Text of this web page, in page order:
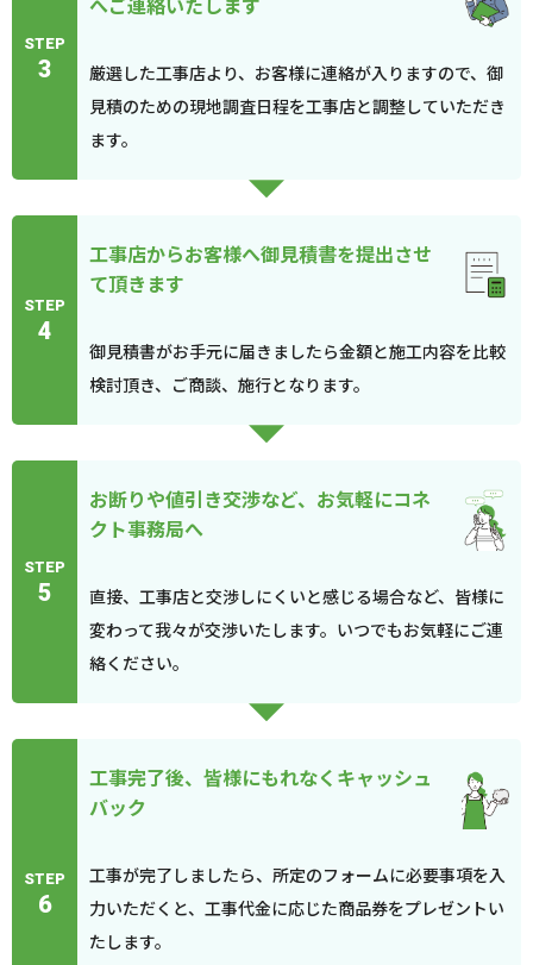
STEP
3
厳選した工事店より、お客様に連絡が入りますので、御
見積のための現地調査日程を工事店と調整していただき
ます。
STEP
4
工事店からお客様へ御見積書を提出させ
て頂きます
御見積書がお手元に届きましたら金額と施工内容を比較
検討頂き、ご商談、施行となります。
STEP
5
お断りや値引き交渉など、お気軽にコネ
クト事務局へ
直接、工事店と交渉しにくいと感じる場合など、皆様に
変わって我々が交渉いたします。いつでもお気軽にご連
絡ください。
STEP
6
工事完了後、皆様にもれなくキャッシュ
バック
工事が完了しましたら、所定のフォームに必要事項を入
力いただくと、工事代金に応じた商品券をプレゼントい
たします。